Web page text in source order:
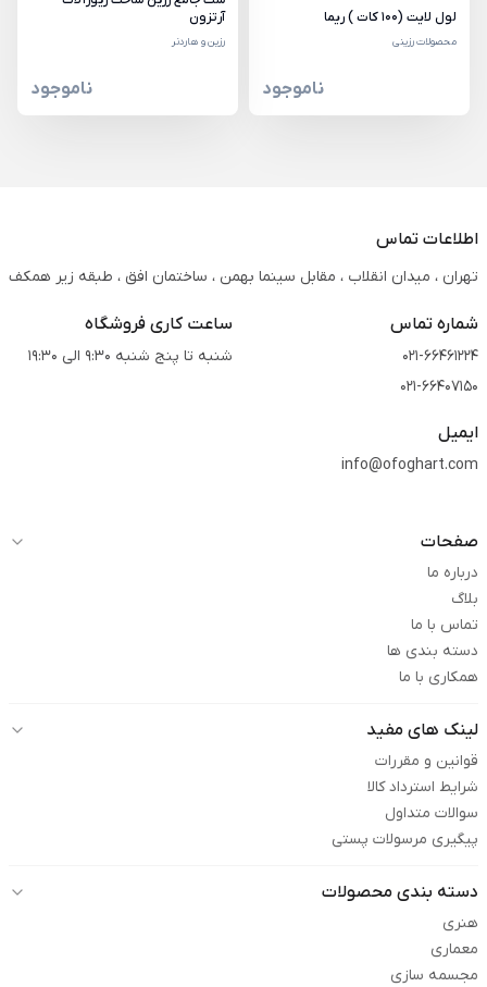
لول لایت (100 کات ) ریما
محصولات رزینی
ناموجود
آرتزون
رزین و هاردنر
ناموجود
اطلاعات تماس
تهران ، میدان انقلاب ، مقابل سینما بهمن ، ساختمان افق ، طبقه زیر همکف
شماره تماس
021-66461224
021-66407150
ساعت کاری فروشگاه
شنبه تا پنج شنبه 9:30 الی 19:30
ایمیل
info@ofoghart.com
صفحات
درباره ما
بلاگ
تماس با ما
دسته بندی ها
همکاری با ما
لینک های مفید
قوانین و مقررات
شرایط استرداد کالا
سوالات متداول
پیگیری مرسولات پستی
دسته بندی محصولات
هنری
معماری
مجسمه سازی